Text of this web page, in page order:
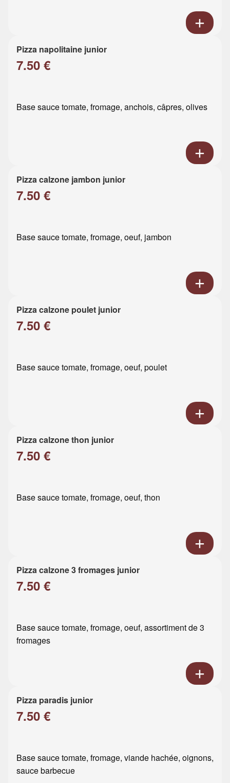
Pizza napolitaine junior
7.50 €
Base sauce tomate, fromage, anchois, câpres, olives
Pizza calzone jambon junior
7.50 €
Base sauce tomate, fromage, oeuf, jambon
Pizza calzone poulet junior
7.50 €
Base sauce tomate, fromage, oeuf, poulet
Pizza calzone thon junior
7.50 €
Base sauce tomate, fromage, oeuf, thon
Pizza calzone 3 fromages junior
7.50 €
Base sauce tomate, fromage, oeuf, assortiment de 3
fromages
Pizza paradis junior
7.50 €
Base sauce tomate, fromage, viande hachée, oignons,
sauce barbecue